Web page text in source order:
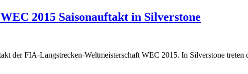
2015 Saisonauftakt in Silverstone
der FIA-Langstrecken-Weltmeisterschaft WEC 2015. In Silverstone treten